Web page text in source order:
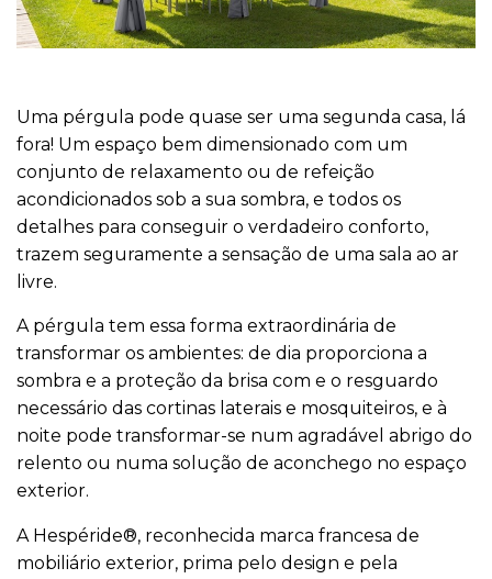
Uma pérgula pode quase ser uma segunda casa, lá
fora! Um espaço bem dimensionado com um
conjunto de relaxamento ou de refeição
acondicionados sob a sua sombra, e todos os
detalhes para conseguir o verdadeiro conforto,
trazem seguramente a sensação de uma sala ao ar
livre.
A pérgula tem essa forma extraordinária de
transformar os ambientes: de dia proporciona a
sombra e a proteção da brisa com e o resguardo
necessário das cortinas laterais e mosquiteiros, e à
noite pode transformar-se num agradável abrigo do
relento ou numa solução de aconchego no espaço
exterior.
A Hespéride®, reconhecida marca francesa de
mobiliário exterior, prima pelo design e pela